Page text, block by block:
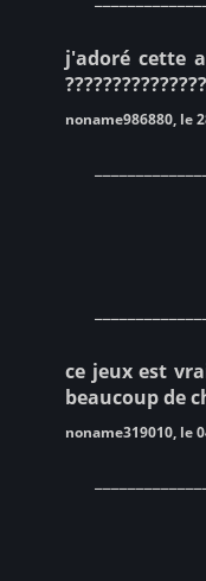
j'adoré cette
noname986880, le
ce jeux est
beaucoup de
noname319010, le